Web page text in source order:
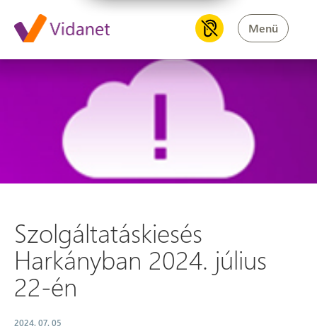
Menü
Szolgáltatáskiesés
Szolgáltatáskiesés
Harkányban 2024. július
22-én
2024. 07. 05